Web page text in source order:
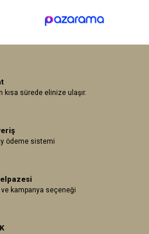
kısa sürede elinize ulaşır.
ödeme sistemi
kampanya seçeneği